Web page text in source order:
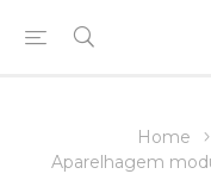
Home
Aparelhagem